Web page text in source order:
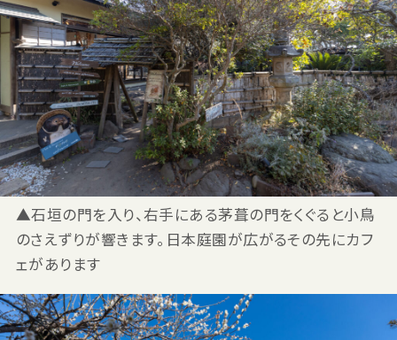
▲石垣の門を入り、右手にある茅葺の門をくぐると小鳥
のさえずりが響きます。日本庭園が広がるその先にカフ
ェがあります